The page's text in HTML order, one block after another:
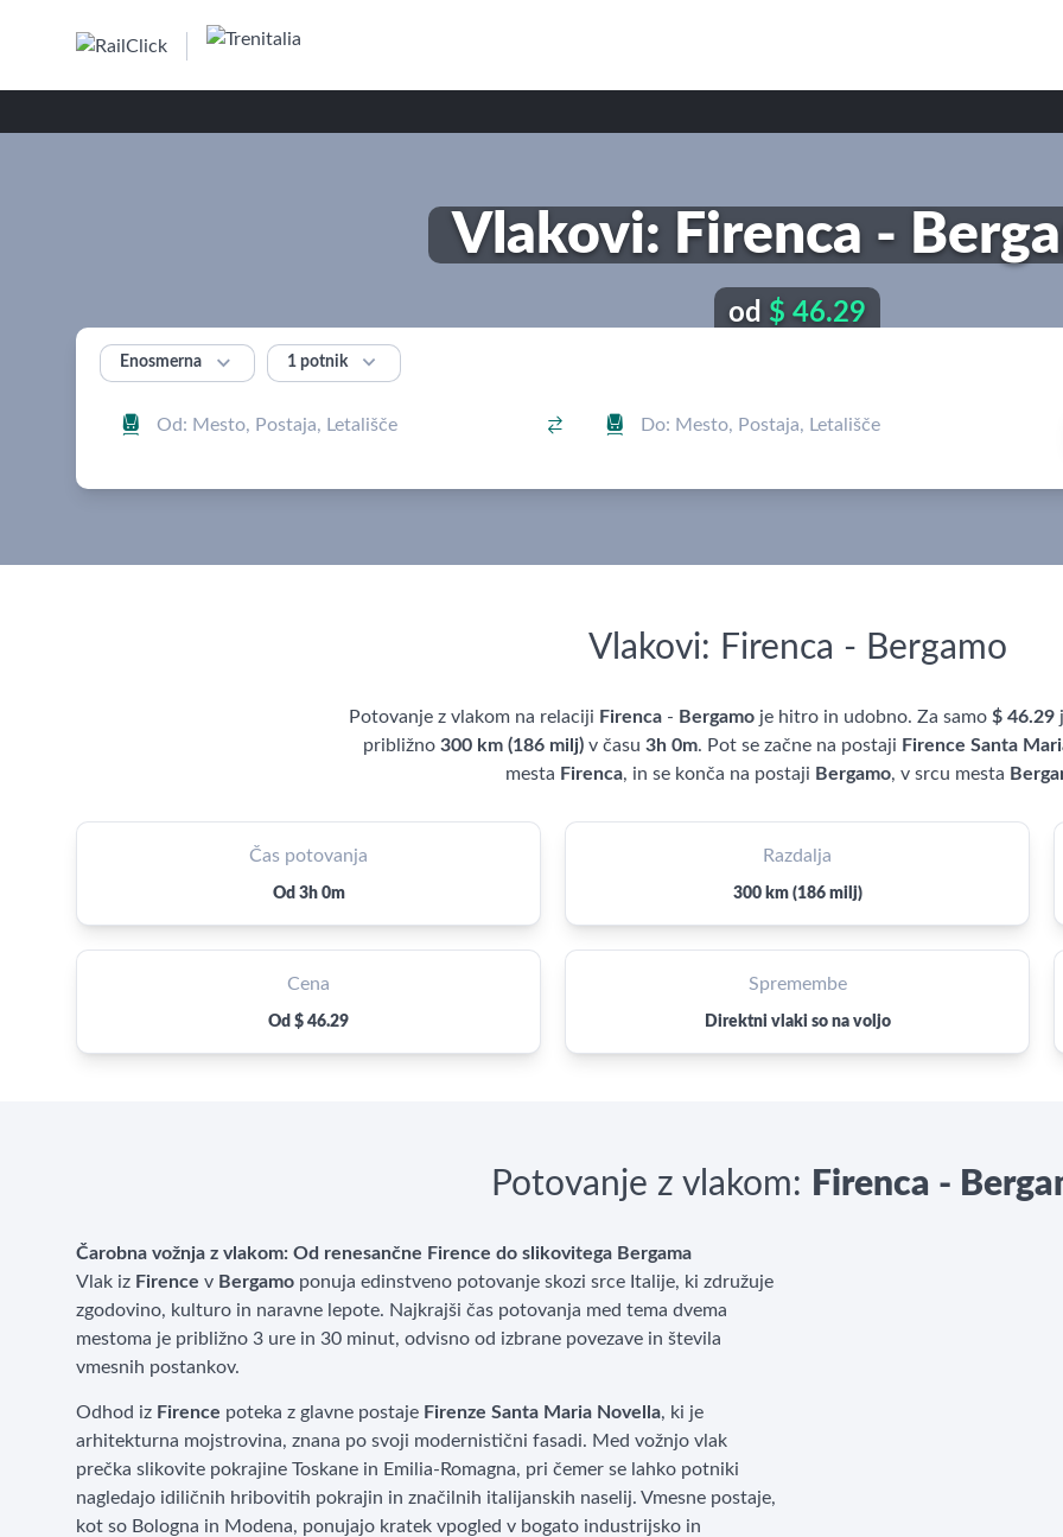
Vlakovi: Firenca -
od $ 46.29
Enosmerna  1 potnik 
  
Vlakovi: Firenca - Bergamo
Potovanje z vlakom na relaciji Firenca - Bergamo je hitro in udobno. Za samo $ 46.29
približno 300 km (186 milj)v času 3h 0m. Pot se začne na postaji Firence Santa
mesta Firenca, in se konča na postaji Bergamo, v srcu mesta
Čas potovanja
Od 3h 0m
Cena
Od $ 46.29
Razdalja
300 km (186 milj)
Spremembe
Direktni vlaki so na voljo
Potovanje z vlakom: Firenca -
Čarobna vožnja z vlakom: Od renesančne Firence do slikovitega Bergama
Vlak iz Firence v Bergamo ponuja edinstveno potovanje skozi srce Italije, ki združuje
zgodovino, kulturo in naravne lepote. Najkrajši čas potovanja med tema dvema
mestoma je približno 3 ure in 30 minut, odvisno od izbrane povezave in števila
vmesnih postankov.
Odhod iz Firence poteka z glavne postaje Firenze Santa Maria Novella, ki je
arhitekturna mojstrovina, znana po svoji modernistični fasadi. Med vožnjo vlak
prečka slikovite pokrajine Toskane in Emilia-Romagna, pri čemer se lahko potniki
nagledajo idiličnih hribovitih pokrajin in značilnih italijanskih naselij. Vmesne postaje,
kot so Bologna in Modena, ponujajo kratek vpogled v bogato industrijsko in